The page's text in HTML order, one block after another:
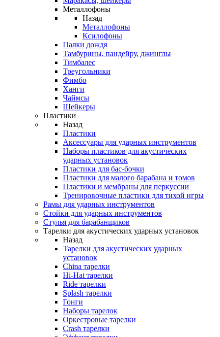
Металлофоны
Назад
Металлофоны
Ксилофоны
Палки дождя
Тамбурины, пандейру, джинглы
Тимбалес
Треугольники
Фимбо
Ханги
Чаймсы
Шейкеры
Пластики
Назад
Пластики
Аксессуары для ударных инструментов
Наборы пластиков для акустических
ударных установок
Пластики для бас-бочки
Пластики для малого барабана и томов
Пластики и мембраны для перкуссии
Тренировочные пластики для тихой игры
Рамы для ударных инструментов
Стойки для ударных инструментов
Стулья для барабанщиков
Тарелки для акустических ударных установок
Назад
Тарелки для акустических ударных
установок
China тарелки
Hi-Hat тарелки
Ride тарелки
Splash тарелки
Гонги
Наборы тарелок
Оркестровые тарелки
Сrash тарелки